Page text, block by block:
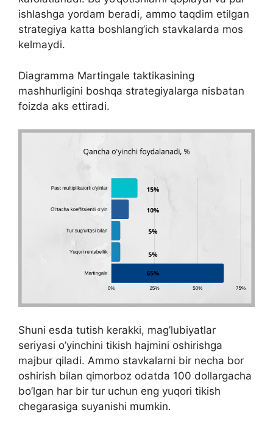
ishlashga yordam beradi, ammo taqdim etilgan
strategiya katta boshlang’ich stavkalarda mos
kelmaydi.
Diagramma Martingale taktikasining
mashhurligini boshqa strategiyalarga nisbatan
foizda aks ettiradi.
Shuni esda tutish kerakki, mag’lubiyatlar
seriyasi o’yinchini tikish hajmini oshirishga
majbur qiladi. Ammo stavkalarni bir necha bor
oshirish bilan qimorboz odatda 100 dollargacha
bo’lgan har bir tur uchun eng yuqori tikish
chegarasiga suyanishi mumkin.